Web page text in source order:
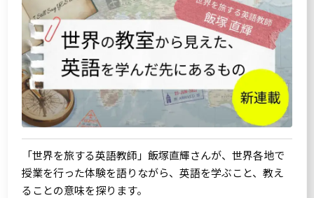
「世界を旅する英語教師」飯塚直輝さんが、世界各地で
授業を行った体験を語りながら、英語を学ぶこと、教え
ることの意味を探ります。